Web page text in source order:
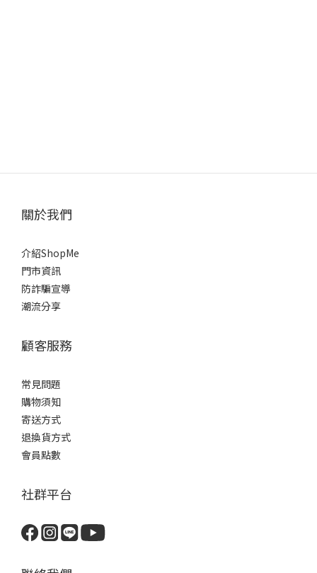
關於我們
介紹ShopMe
門市資訊
防詐騙宣導
潮流分享
顧客服務
常見問題
購物須知
寄送方式
退換貨方式
會員點數
社群平台